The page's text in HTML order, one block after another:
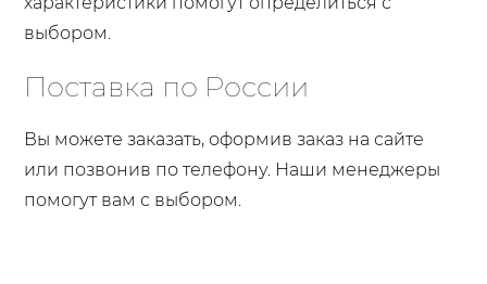
выбором.
Поставка по России
Вы можете заказать, оформив заказ на сайте
или позвонив по телефону. Наши менеджеры
помогут вам с выбором.